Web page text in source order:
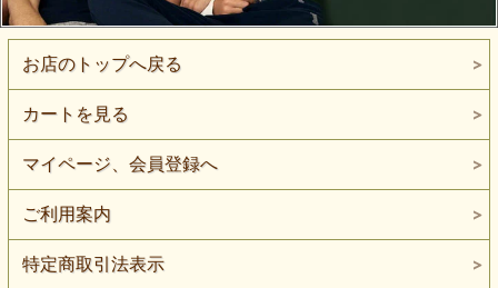
お店のトップへ戻る
カートを見る
マイページ、会員登録へ
ご利用案内
特定商取引法表示